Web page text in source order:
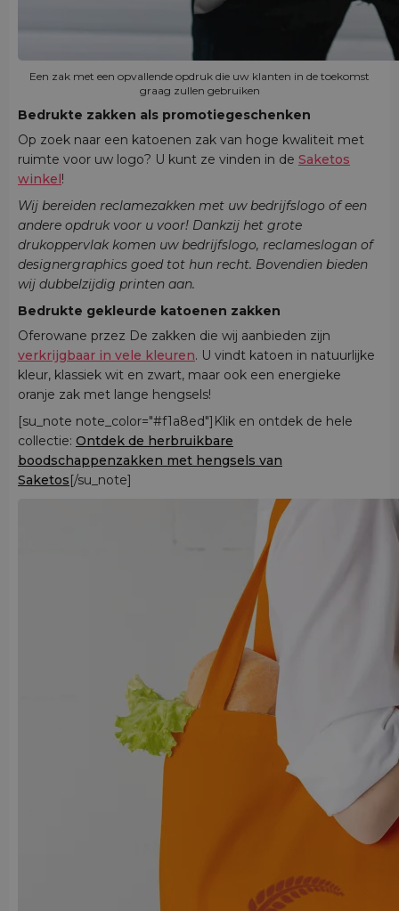
Een zak met een opvallende opdruk die uw klanten in de toekomst
graag zullen gebruiken
Bedrukte zakken als promotiegeschenken
Op zoek naar een katoenen zak van hoge kwaliteit met
ruimte voor uw logo? U kunt ze vinden in de Saketos
winkel!
Wij bereiden reclamezakken met uw bedrijfslogo of een
andere opdruk voor u voor! Dankzij het grote
drukoppervlak komen uw bedrijfslogo, reclameslogan of
designergraphics goed tot hun recht. Bovendien bieden
wij dubbelzijdig printen aan.
Bedrukte gekleurde katoenen zakken
Oferowane przez De zakken die wij aanbieden zijn
verkrijgbaar in vele kleuren. U vindt katoen in natuurlijke
kleur, klassiek wit en zwart, maar ook een energieke
oranje zak met lange hengsels!
[su_note note_color="#f1a8ed"]Klik en ontdek de hele
collectie: Ontdek de herbruikbare
boodschappenzakken met hengsels van
Saketos[/su_note]